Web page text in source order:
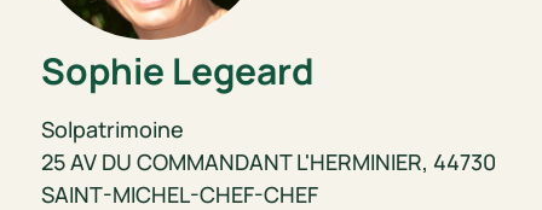
Sophie Legeard
Solpatrimoine
25 AV DU COMMANDANT L'HERMINIER, 44730
SAINT-MICHEL-CHEF-CHEF